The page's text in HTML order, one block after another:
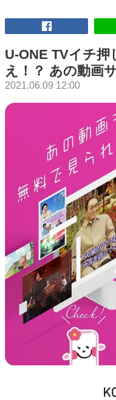
U-ONE TVイチ押
え！？ あの動画
2021.06.09 12:00